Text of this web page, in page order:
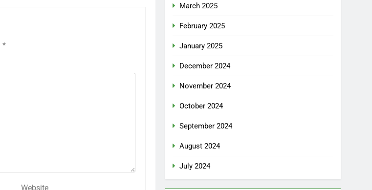
*
Website
March 2025
February 2025
January 2025
December 2024
November 2024
October 2024
September 2024
August 2024
July 2024